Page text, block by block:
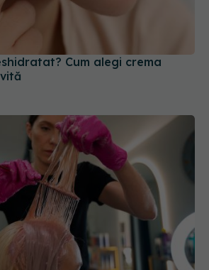
Cum alegi crema
te pun în pericol. Ce trebuie
de păr